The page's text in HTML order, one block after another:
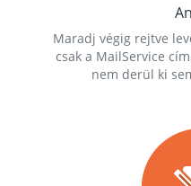
Maradj végig rejtve
csak a MailService
nem derül ki